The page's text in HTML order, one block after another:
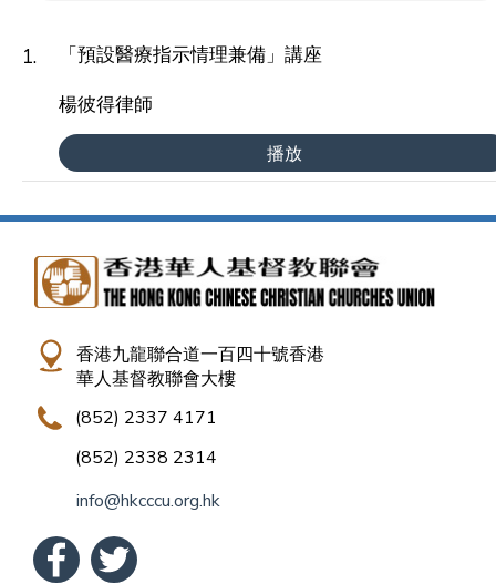
1.
「預設醫療指示情理兼備」講座
楊彼得律師
播放
香港九龍聯合道一百四十號香港
華人基督教聯會大樓
(852) 2337 4171
(852) 2338 2314
info@hkcccu.org.hk